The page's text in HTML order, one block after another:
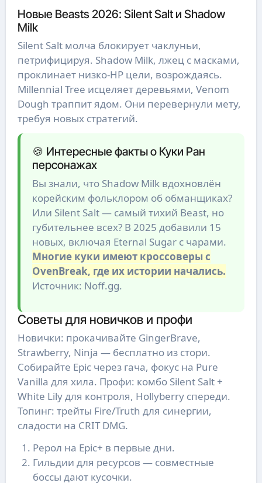
Новые Beasts 2026: Silent Salt и Shadow
Milk
Silent Salt молча блокирует чаклуньи,
петрифицируя. Shadow Milk, лжец с масками,
проклинает низко-HP цели, возрождаясь.
Millennial Tree исцеляет деревьями, Venom
Dough траппит ядом. Они перевернули мету,
требуя новых стратегий.
🍪 Интересные факты о Куки Ран
персонажах
Вы знали, что Shadow Milk вдохновлён
корейским фольклором об обманщиках?
Или Silent Salt — самый тихий Beast, но
губительнее всех? В 2025 добавили 15
новых, включая Eternal Sugar с чарами.
Многие куки имеют кроссоверы с
OvenBreak, где их истории начались.
Источник: Noff.gg.
Советы для новичков и профи
Новички: прокачивайте GingerBrave,
Strawberry, Ninja — бесплатно из стори.
Собирайте Epic через гача, фокус на Pure
Vanilla для хила. Профи: комбо Silent Salt +
White Lily для контроля, Hollyberry спереди.
Топинг: трейты Fire/Truth для синергии,
сладости на CRIT DMG.
Рерол на Epic+ в первые дни.
Гильдии для ресурсов — совместные
боссы дают кусочки.